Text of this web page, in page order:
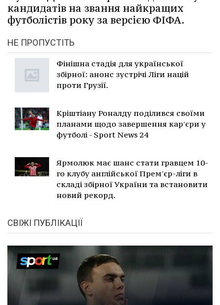
кандидатів на звання найкращих
футболістів року за версією ФІФА.
НЕ ПРОПУСТІТЬ
Фінішна стадія для української
збірної: анонс зустрічі Ліги націй
проти Грузії.
Кріштіану Роналду поділився своїми
планами щодо завершення кар'єри у
футболі - Sport News 24
Ярмолюк має шанс стати гравцем 10-
го клубу англійської Прем'єр-ліги в
складі збірної України та встановити
новий рекорд.
СВІЖІ ПУБЛІКАЦІЇ